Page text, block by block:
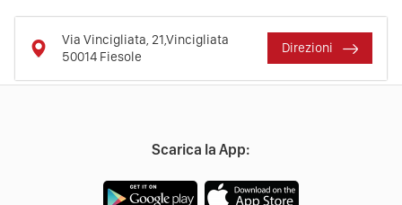
Via Vincigliata, 21,Vincigliata
50014 Fiesole
Direzioni
Scarica la App: